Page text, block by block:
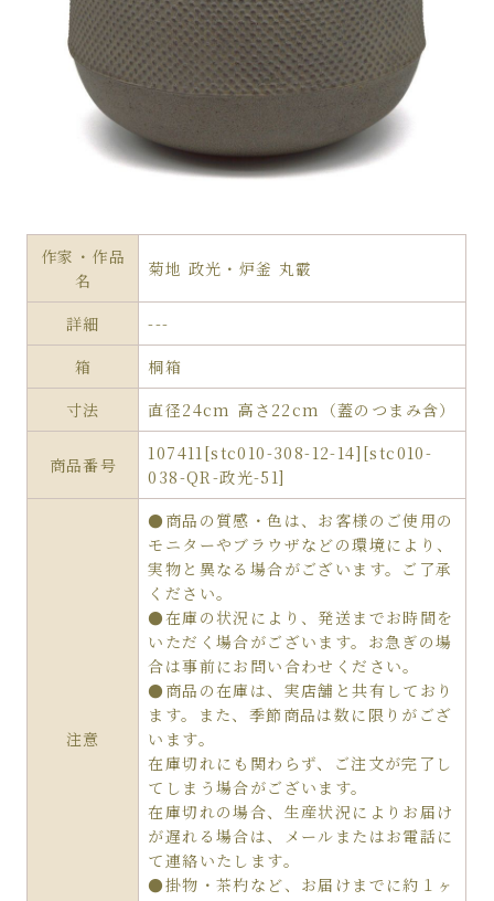
作家・作品
名
菊地 政光・炉釜 丸霰
詳細
---
箱
桐箱
寸法
直径24cm 高さ22cm（蓋のつまみ含）
商品番号
107411[stc010-308-12-14][stc010-
038-QR-政光-51]
注意
●商品の質感・色は、お客様のご使用の
モニターやブラウザなどの環境により、
実物と異なる場合がございます。ご了承
ください。
●在庫の状況により、発送までお時間を
いただく場合がございます。お急ぎの場
合は事前にお問い合わせください。
●商品の在庫は、実店舗と共有しており
ます。また、季節商品は数に限りがござ
います。
在庫切れにも関わらず、ご注文が完了し
てしまう場合がございます。
在庫切れの場合、生産状況によりお届け
が遅れる場合は、メールまたはお電話に
て連絡いたします。
●掛物・茶杓など、お届けまでに約１ヶ